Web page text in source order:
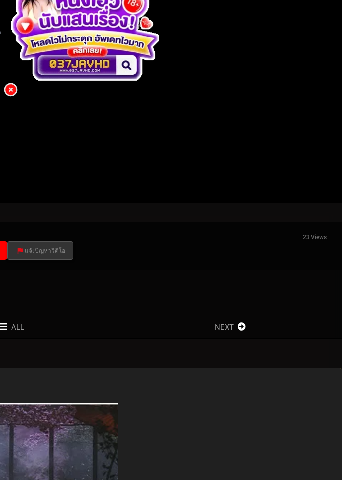
23 Views
แจ้งปัญหาวีดีโอ
ALL NEXT